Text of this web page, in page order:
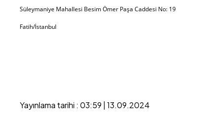
Süleymaniye Mahallesi Besim Ömer Paşa Caddesi No: 19
Fatih/İstanbul
Yayınlama tarihi : 03:59 | 13.09.2024